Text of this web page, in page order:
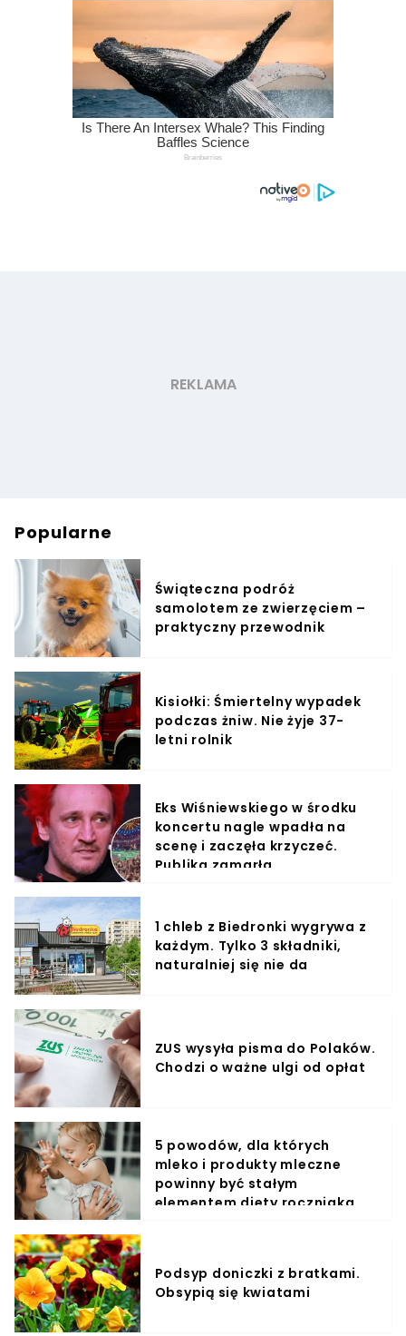
Popularne
Świąteczna podróż
samolotem ze zwierzęciem –
praktyczny przewodnik
Kisiołki: Śmiertelny wypadek
podczas żniw. Nie żyje 37-
letni rolnik
Eks Wiśniewskiego w środku
koncertu nagle wpadła na
scenę i zaczęła krzyczeć.
Publika zamarła
1 chleb z Biedronki wygrywa z
każdym. Tylko 3 składniki,
naturalniej się nie da
ZUS wysyła pisma do Polaków.
Chodzi o ważne ulgi od opłat
5 powodów, dla których
mleko i produkty mleczne
powinny być stałym
elementem diety roczniaka
Podsyp doniczki z bratkami.
Obsypią się kwiatami